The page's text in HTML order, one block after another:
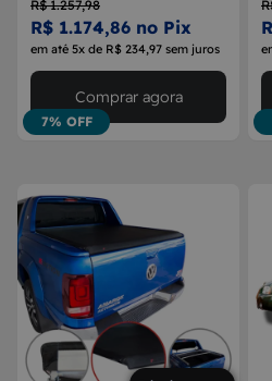
R$ 1.257,98
R$ 1.174,86 no Pix
em até 5x de R$ 234,97 sem juros
7% OFF
Comprar agora